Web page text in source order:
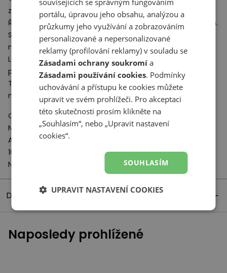
ze 70. let.
Řada U471 kombinuje retro estetiku s moderním designem.
Svršek je vyroben z kombinace prodyšné síťoviny a
měkkého semiše pro pohodlí a odolnost.
Lehká mezipodešev z pěnyEVAzajišťuje pohodlí, zatímco
podrážka se vzorem rybí kosti nabízí vynikající přilnavost.
Tenisky New Balance řady U471 jsou jednoduchou, ale
moderní lifestylovou obuví.
Odpovědný subjekt:
New Balance Europe BV
A-Factorij, Pilotenstraat 35 – 45
1059 CH Amsterdam
Netherlands
Detaily produktu
Naposledy prohlížené
souvisejících se správným fungováním
portálu, úpravou jeho obsahu, analýzou a
průzkumy jeho využívání a zobrazováním
personalizované a nepersonalizované
reklamy (profilování reklamy) v souladu se
Zásadami ochrany soukromí a
Zásadami používání cookies. Podmínky
uchovávání a přístupu ke cookies můžete
upravit ve svém prohlížeči. Pro akceptaci
této skutečnosti prosím klikněte na
„Souhlasím“, nebo „Upravit nastavení
cookies“.
SOUHLASÍM
UPRAVIT NASTAVENÍ COOKIES